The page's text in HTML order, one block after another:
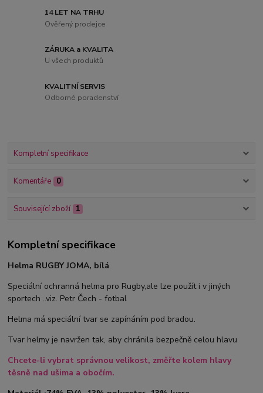
14 LET NA TRHU
Ověřený prodejce
ZÁRUKA a KVALITA
U všech produktů
KVALITNÍ SERVIS
Odborné poradenství
Kompletní specifikace
Komentáře 0
Související zboží 1
Kompletní specifikace
Helma RUGBY JOMA, bílá
Speciální ochranná helma pro Rugby,ale lze použít i v jiných
sportech ..viz. Petr Čech - fotbal
Helma má speciální tvar se zapínáním pod bradou.
Tvar helmy je navržen tak, aby chránila bezpečně celou hlavu
Chcete-li vybrat správnou velikost, změřte kolem hlavy
těsně nad ušima a obočím.